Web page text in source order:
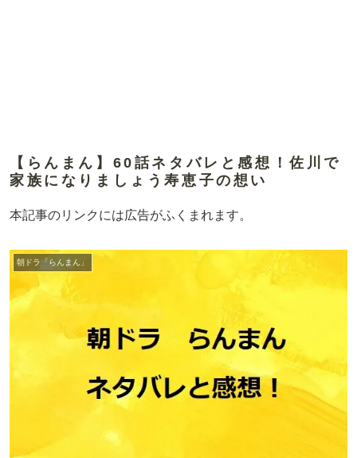
【らんまん】60話ネタバレと感想！佐川で
家族になりましょう寿恵子の想い
本記事のリンクには広告がふくまれます。
朝ドラ「らんまん」